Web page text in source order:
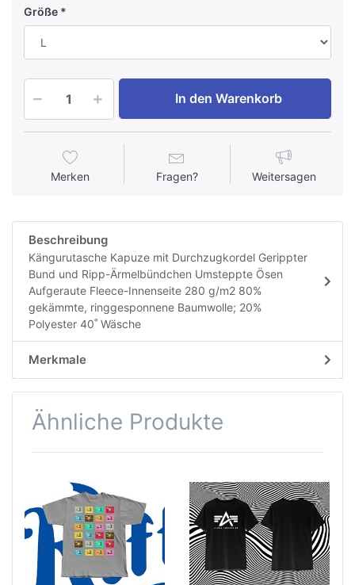
Größe
In den Warenkorb
Merken Fragen? Weitersagen
Beschreibung
Kängurutasche Kapuze mit Durchzugkordel Gerippter
Bund und Ripp-Ärmelbündchen Umsteppte Ösen
Aufgeraute Fleece-Innenseite 280 g/m2 80%
gekämmte, ringgesponnene Baumwolle; 20%
Polyester 40˚ Wäsche
Merkmale
Ähnliche Produkte